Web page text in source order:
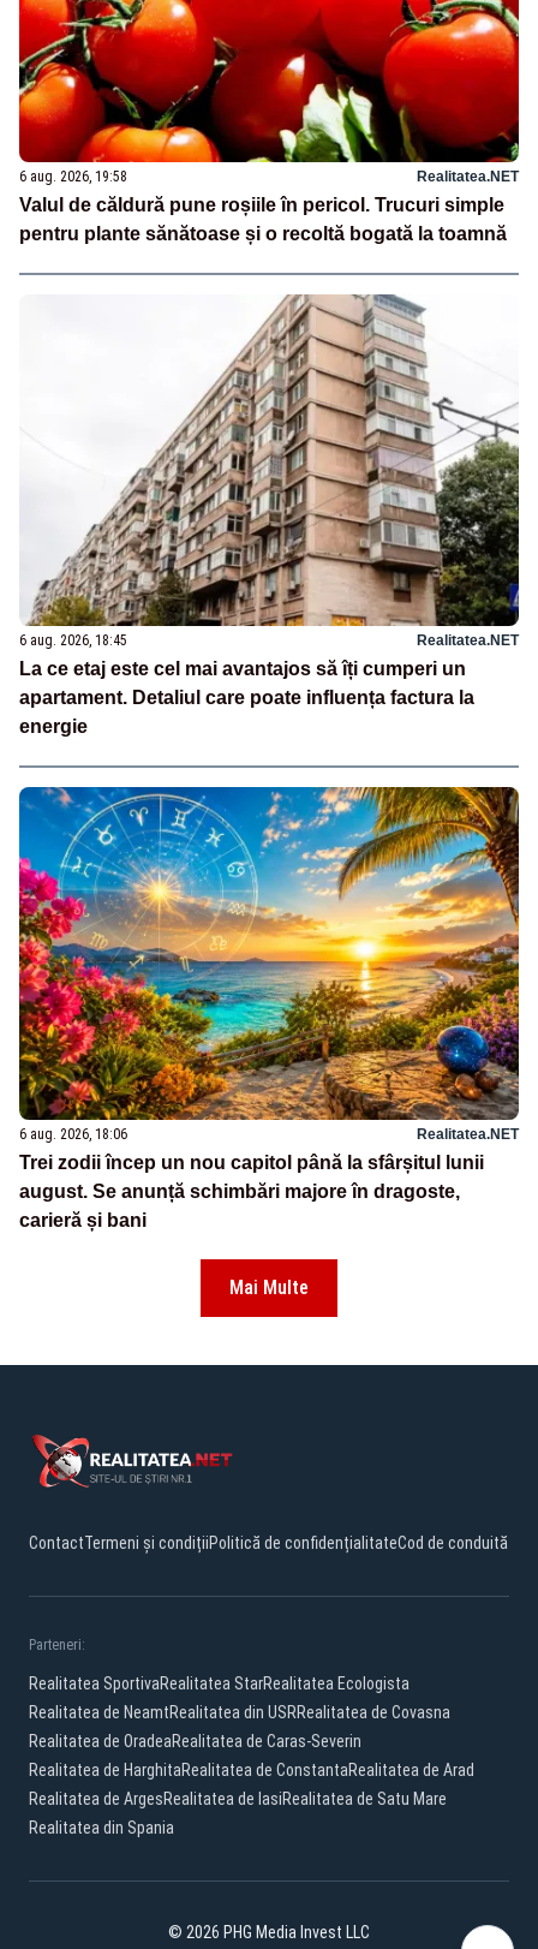
6 aug. 2026, 19:58 Realitatea.NET
Valul de căldură pune roșiile în pericol. Trucuri simple
pentru plante sănătoase și o recoltă bogată la toamnă
6 aug. 2026, 18:45 Realitatea.NET
La ce etaj este cel mai avantajos să îți cumperi un
apartament. Detaliul care poate influența factura la
energie
6 aug. 2026, 18:06 Realitatea.NET
Trei zodii încep un nou capitol până la sfârșitul lunii
august. Se anunță schimbări majore în dragoste,
carieră și bani
Mai Multe
ContactTermeni și condițiiPolitică de confidențialitateCod de conduită
Parteneri:
Realitatea SportivaRealitatea StarRealitatea Ecologista
Realitatea de NeamtRealitatea din USRRealitatea de Covasna
Realitatea de OradeaRealitatea de Caras-Severin
Realitatea de HarghitaRealitatea de ConstantaRealitatea de Arad
Realitatea de ArgesRealitatea de IasiRealitatea de Satu Mare
Realitatea din Spania
© 2026 PHG Media Invest LLC